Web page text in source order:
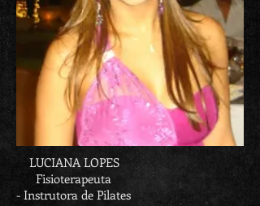
LUCIANA LOPES
Fisioterapeuta
- Instrutora de Pilates